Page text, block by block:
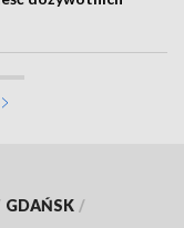
GDAŃSK /